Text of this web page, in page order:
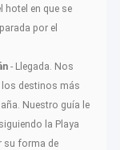
hotel en que se
por el
- Llegada. Nos
los destinos más
Nuestro guía le
la Playa
su forma de